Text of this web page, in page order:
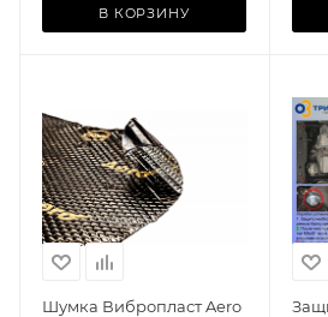
В КОРЗИНУ
Шумка Вибропласт Aero
Базовая единица
шт